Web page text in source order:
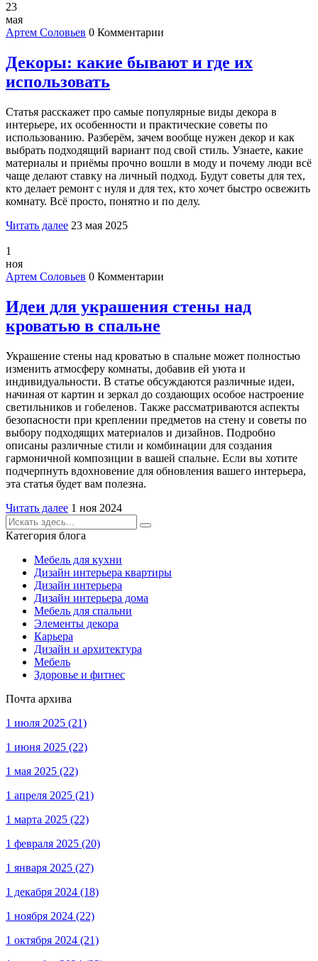
23
мая
Артем Соловьев 0 Комментарии
Декоры: какие бывают и где их
использовать
Статья расскажет про самые популярные виды декора в
интерьере, их особенности и практические советы по
использованию. Разберём, зачем вообще нужен декор и как
выбрать подходящий вариант под свой стиль. Узнаете, какие
материалы и приёмы прочно вошли в моду и почему люди всё
чаще делают ставку на личный подход. Будут советы для тех,
кто делает ремонт с нуля и для тех, кто хочет быстро освежить
комнату. Всё просто, понятно и по делу.
Читать далее 23 мая 2025
1
ноя
Артем Соловьев 0 Комментарии
Идеи для украшения стены над
кроватью в спальне
Украшение стены над кроватью в спальне может полностью
изменить атмосферу комнаты, добавив ей уюта и
индивидуальности. В статье обсуждаются различные идеи,
начиная от картин и зеркал до создающих особое настроение
светильников и гобеленов. Также рассматриваются аспекты
безопасности при креплении предметов на стену и советы по
выбору подходящих материалов и дизайнов. Подробно
описаны различные стили и комбинации для создания
гармоничной композиции в вашей спальне. Если вы хотите
подчерпнуть вдохновение для обновления вашего интерьера,
эта статья будет вам полезна.
Читать далее 1 ноя 2024
Категория блога
Мебель для кухни
Дизайн интерьера квартиры
Дизайн интерьера
Дизайн интерьера дома
Мебель для спальни
Элементы декора
Карьера
Дизайн и архитектура
Мебель
Здоровье и фитнес
Почта архива
1 июля 2025 (21)
1 июня 2025 (22)
1 мая 2025 (22)
1 апреля 2025 (21)
1 марта 2025 (22)
1 февраля 2025 (20)
1 января 2025 (27)
1 декабря 2024 (18)
1 ноября 2024 (22)
1 октября 2024 (21)